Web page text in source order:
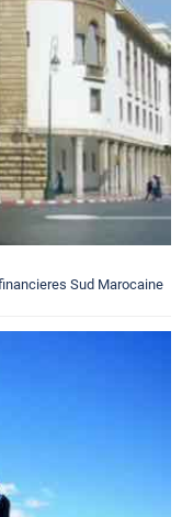
Sud Marocaine